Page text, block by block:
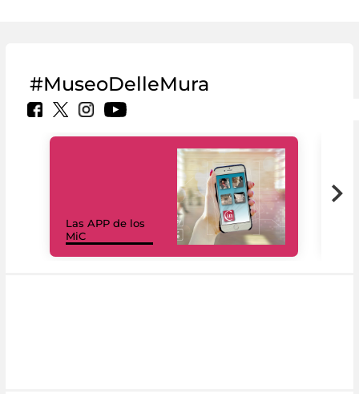
#MuseoDelleMura
Las APP de los
MiC